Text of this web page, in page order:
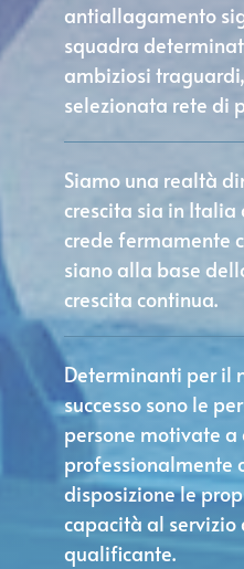
antiallagamento
squadra
ambiziosi
selezionata rete di
Siamo una realtà
crescita sia in Italia
crede fermamente
siano alla base
crescita continua.
Determinanti per il
successo sono le
persone motivate a
professionalmente
disposizione le
capacità al servizio
qualificante.